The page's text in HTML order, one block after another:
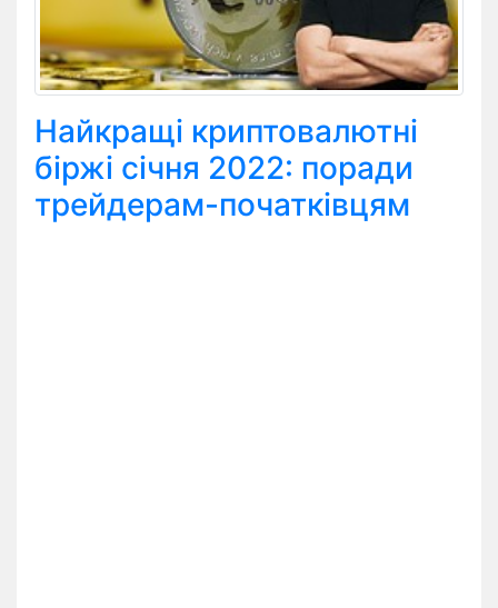
Найкращі криптовалютні
біржі січня 2022: поради
трейдерам-початківцям